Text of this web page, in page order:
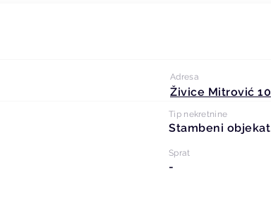
Adresa
Živice Mitrović 10
Tip nekretnine
Stambeni objekat
Sprat
-